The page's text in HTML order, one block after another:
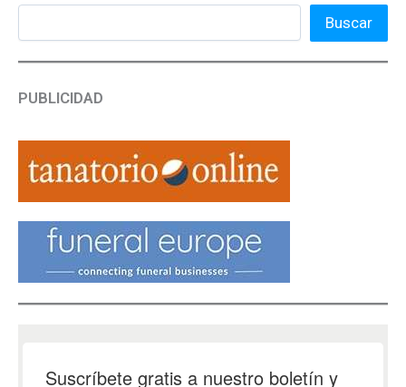
Buscar
PUBLICIDAD